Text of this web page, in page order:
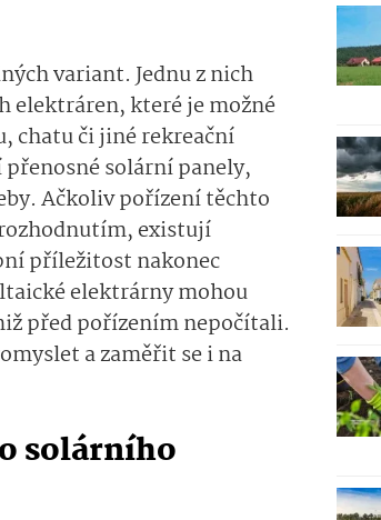
variant. Jednu z nich
elektráren, které je možné
chatu či jiné rekreační
solární panely,
Ačkoliv pořízení těchto
existují
příležitost nakonec
elektrárny mohou
před pořízením nepočítali.
a zaměřit se i na
solárního